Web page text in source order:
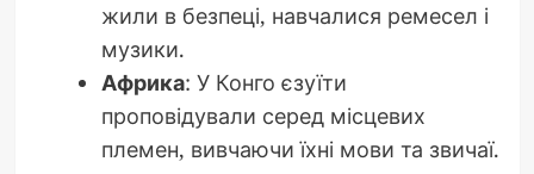
жили в безпеці, навчалися ремесел і
музики.
Африка: У Конго єзуїти
проповідували серед місцевих
племен, вивчаючи їхні мови та звичаї.